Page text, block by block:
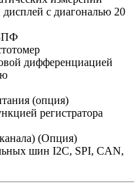
с диагональю 20
дифференциацией
(опция)
регистратора
(Опция)
шин I2C, SPI, CAN,